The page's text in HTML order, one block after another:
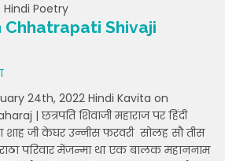
Poetry
Chhatrapati Shivaji
24th, 2022 Hindi Kavita on
| छत्रपति शिवाजी महाराज पर हिंदी
शाह जी केघर उन्नीस फरवरी सोलह सौ तीस
परिवार मेंजन्मा था एक बालक महाननाम